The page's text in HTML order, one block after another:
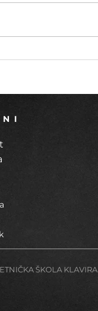
N I
ŠKOLA KLAVIRA